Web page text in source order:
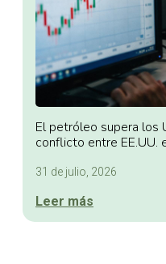
El petróleo supera los
conflicto entre EE.UU.
31 de julio, 2026
Leer más